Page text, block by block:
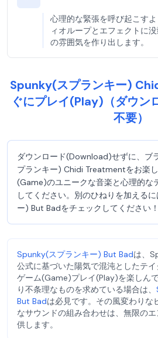
心理的な緊張を呼び起こす
ィオループとエフェクトに
の雰囲気を作り出します。
Spunky(スプランキー)
ぐにプレイ(Play)（ダウ
不要）
ダウンロード(Download)せずに、ブ
プランキー) Chidi Treatmentをお楽
(Game)のユニークな音楽と心理的な
してください。別のひねりを加える
ー) But Badをチェックしてください！
Spunky(スプランキー) But Badは、
公式に基づいた陽気で混沌としたテ
ゲーム(Game)プレイ(Play)を楽しん
り不条理なものを求めている場合は、
But Badは必見です。その風変わりな
なサウンドの組み合わせは、無限の
供します。